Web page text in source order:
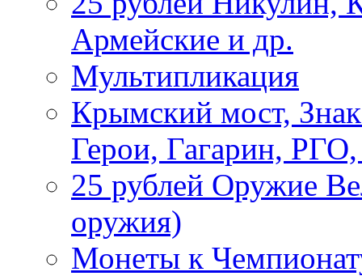
Армейские и др.
Мультипликация
Крымский мост,
Герои, Гагарин,
25 рублей Оружие
оружия)
Монеты к